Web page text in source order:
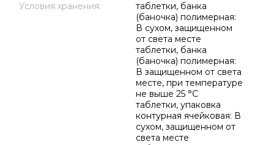
Условия хранения:
таблетки, банка
(баночка) полимерная:
В сухом, защищенном
от света месте
таблетки, банка
(баночка) полимерная:
В защищенном от света
месте, при температуре
не выше 25 °C
таблетки, упаковка
контурная ячейковая: В
сухом, защищенном от
света месте